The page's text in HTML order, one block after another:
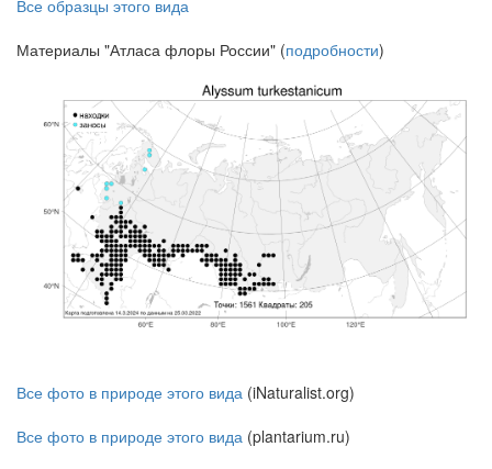
Все образцы этого вида
Материалы "Атласа флоры России" (подробности)
Все фото в природе этого вида (iNaturalist.org)
Все фото в природе этого вида (plantarium.ru)